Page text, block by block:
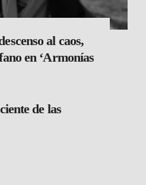
al caos,
en ‘Armonías
de las